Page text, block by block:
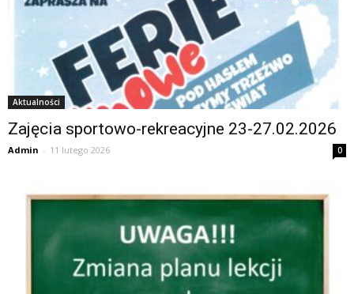
Aktualności
Zajęcia sportowo-rekreacyjne 23-27.02.2026
Admin - 11 lutego 2026 0